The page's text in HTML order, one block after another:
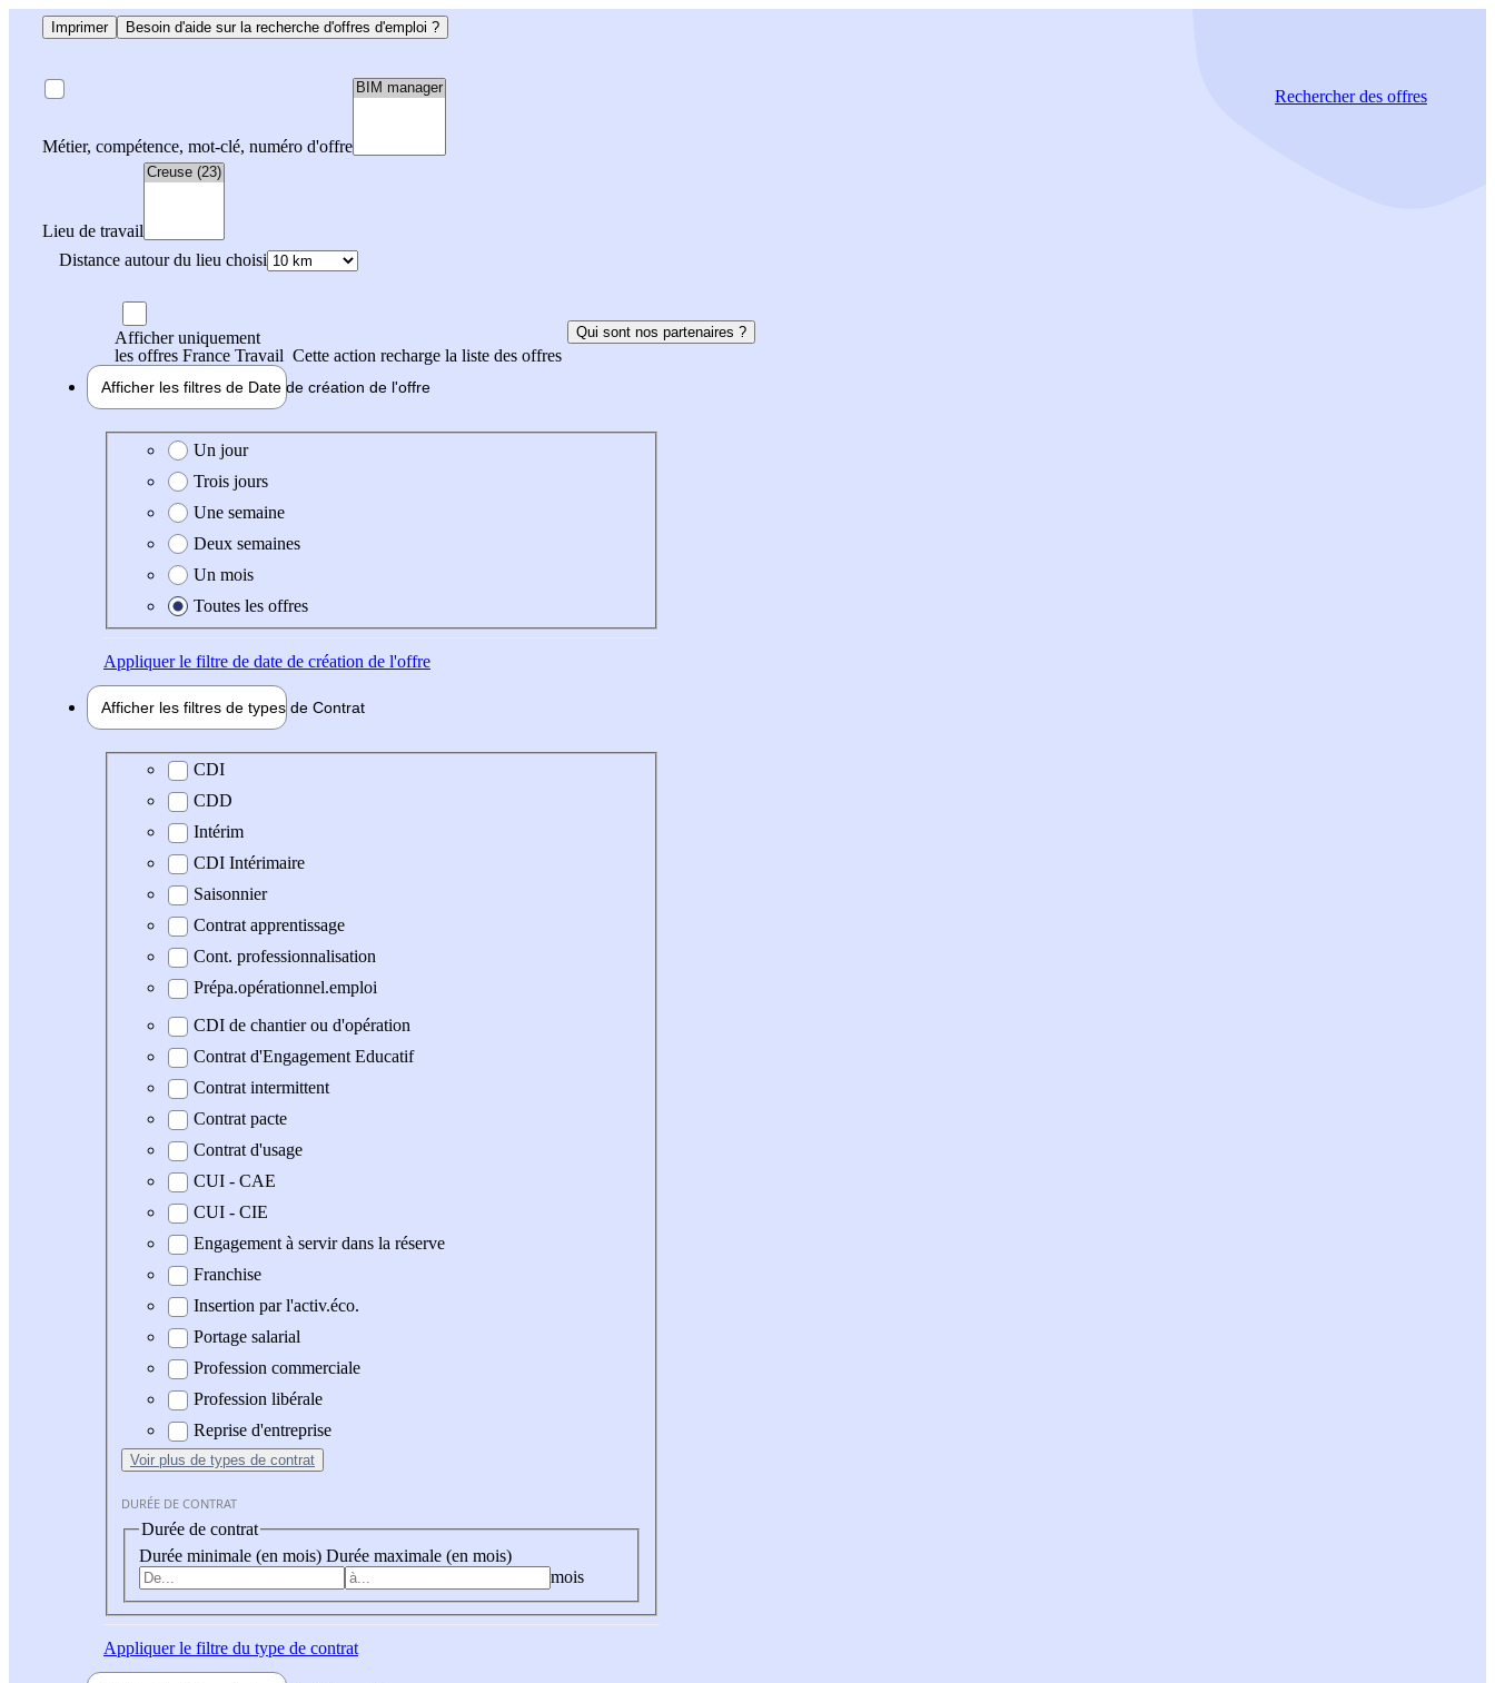
Imprimer Besoin d'aide sur la recherche d'offres d'emploi ?
Métier, compétence, mot-clé, numéro d'offre
Lieu de travail
Distance autour du lieu choisi
Rechercherdes offres
Afficher uniquement
les offres France Travail Cette action recharge la liste des offres
Qui sont nos partenaires ?
Afficher les filtres de Date de création de l'offre
Date de création de l'offre
Un jour
Trois jours
Une semaine
Deux semaines
Un mois
Toutes les offres
Appliquerle filtre de date de création de l'offre
Afficher les filtres de types de Contrat
Type de contrat
CDI
CDD
Intérim
CDI Intérimaire
Saisonnier
Contrat apprentissage
Cont. professionnalisation
Prépa.opérationnel.emploi
CDI de chantier ou d'opération
Contrat d'Engagement Educatif
Contrat intermittent
Contrat pacte
Contrat d'usage
CUI - CAE
CUI - CIE
Engagement à servir dans la réserve
Franchise
Insertion par l'activ.éco.
Portage salarial
Profession commerciale
Profession libérale
Reprise d'entreprise
Voir plus de types de contrat
DURÉE DE CONTRAT
Durée de contrat
Durée minimale (en mois) Durée maximale (en mois)
mois
Appliquerle filtre du type de contrat